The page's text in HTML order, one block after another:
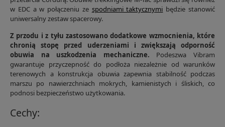
w EDC a w połączeniu ze spodniami taktycznymi będzie stanowić
uniwersalny zestaw spacerowy.
Z przodu i z tyłu zastosowano dodatkowe wzmocnienia, które
chronią stopę przed uderzeniami i zwiększają odporność
obuwia na uszkodzenia mechaniczne. Podeszwa Vibram
gwarantuje przyczepność do podłoża niezależnie od warunków
terenowych a konstrukcja obuwia zapewnia stabilność podczas
marszu po nawierzchniach mokrych, kamienistych i śliskich, co
podnosi bezpieczeństwo użytkowania.
Cechy: